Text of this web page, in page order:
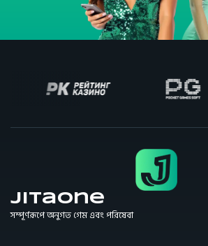
JitaOne
সম্পূর্ণরূপে অনুগত গেম এবং পরিষেবা